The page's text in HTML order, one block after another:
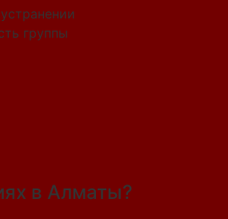
группы
в Алматы?